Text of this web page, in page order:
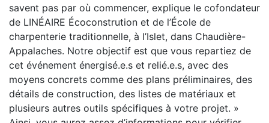
savent pas par où commencer, explique le cofondateur
de LINÉAIRE Écoconstrution et de l’École de
charpenterie traditionnelle, à l’Islet, dans Chaudière-
Appalaches. Notre objectif est que vous repartiez de
cet événement énergisé.e.s et relié.e.s, avec des
moyens concrets comme des plans préliminaires, des
détails de construction, des listes de matériaux et
plusieurs autres outils spécifiques à votre projet. »